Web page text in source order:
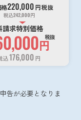
格220,000 円税抜
税込242,000円
請求特別価格
円
税抜
込176,000 円
告が必要となりま